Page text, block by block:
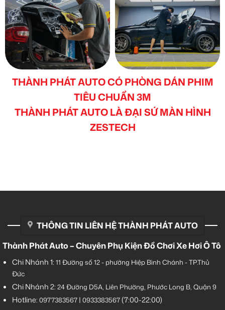
THÀNH PHÁT AUTO CÓ PHÒNG DÁN PHIM
TIÊU CHUẨN 3M
THÀNH PHÁT AUTO LÀ ĐẠI SỨ MÀN HÌNH
ZESTECH
THÔNG TIN LIÊN HỆ THÀNH PHÁT AUTO
Thành Phát Auto – Chuyên Phụ Kiện Đồ Chơi Xe Hơi Ô Tô
Chi Nhánh 1: 11 Đường số 12 - phường Hiệp Bình Chánh - TP.Thủ
Đức
Chi Nhánh 2: 24 Đường D5A, Liên Phường, Phước Long B, Quận 9
Hotline: 0977383567| 0933383567(7:00-22:00)